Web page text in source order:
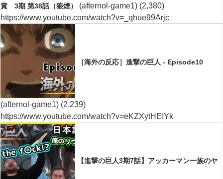
賞 3期 第38話（狼煙） (afternol-game1) (2,380)
https://www.youtube.com/watch?v=_qhue99Arjc
［海外の反応］進撃の巨人 - Episode10
(afternol-game1) (2,239)
https://www.youtube.com/watch?v=eKZXytHEIYk
【進撃の巨人3期7話】アッカーマン一族のヤ